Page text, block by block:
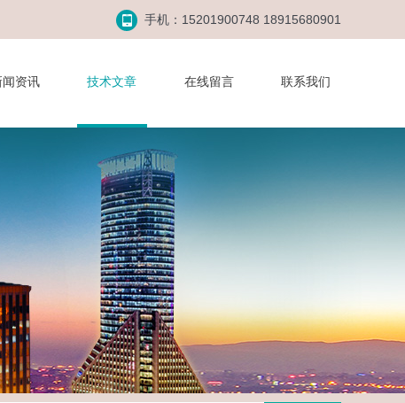
手机：15201900748 18915680901
闻资讯 技术文章 在线留言 联系我们